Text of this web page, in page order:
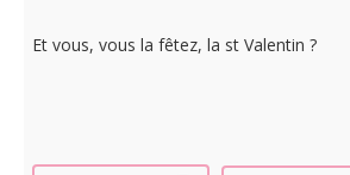
Et vous, vous la fêtez, la st Valentin ?